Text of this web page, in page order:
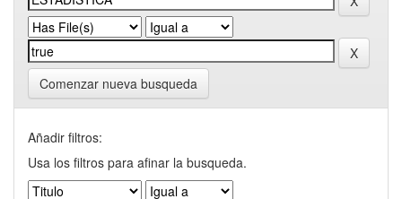
Comenzar nueva busqueda
Añadir filtros:
Usa los filtros para afinar la busqueda.